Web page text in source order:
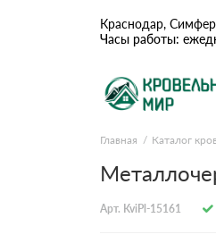
Краснодар,
Часы работы:
О компании
Доставка и
Вопросы-
Контакты
Главная Каталог
Арт. KviPl-15161